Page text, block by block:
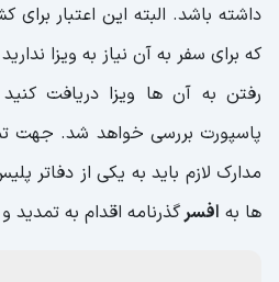
داشته باشد. البته این اعتبار
که برای سفر به آن نیاز به ویزا
رفتن به آن ها ویزا دریافت کنید
پاسپورت بررسی خواهد شد. جهت
ها به افسر گذرنامه اقدام به تمدید